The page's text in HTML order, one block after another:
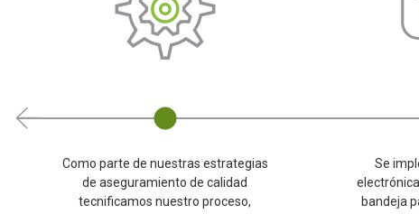
Como parte de nuestras estrategias
de aseguramiento de calidad
tecnificamos nuestro proceso,
Se
bandeja